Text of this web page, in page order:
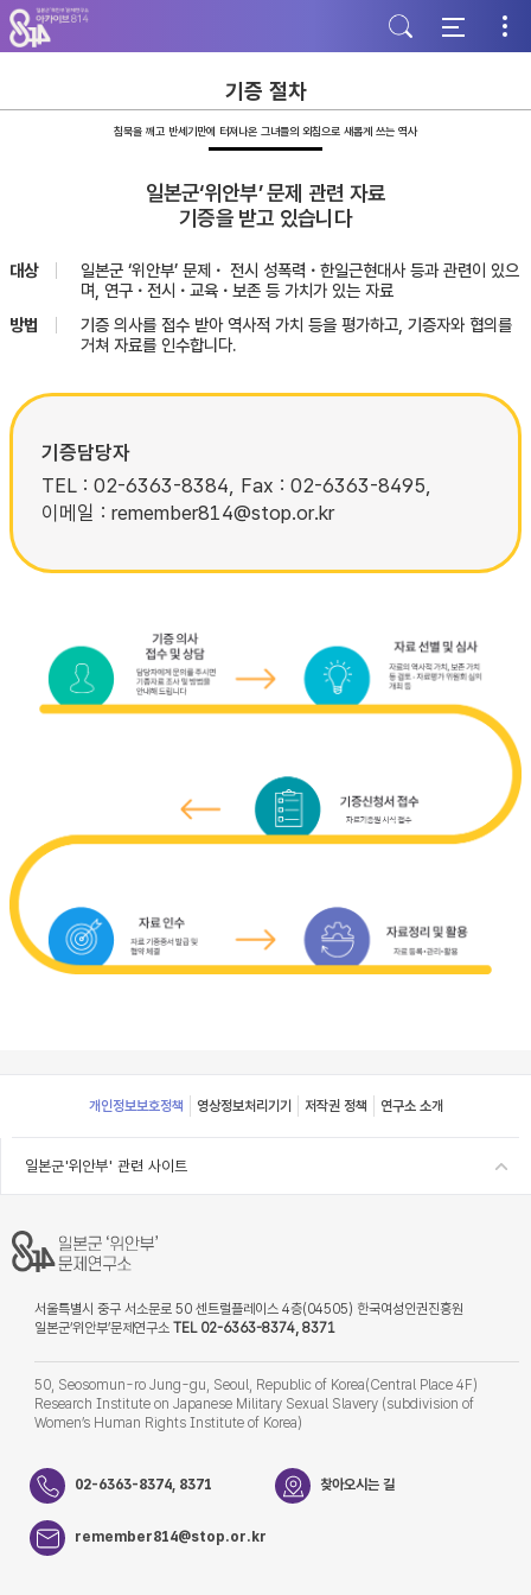
주
메
뉴
가
본
문
바
기
하
단
바
기
기증 절차
침묵을 깨고 반세기만에 터져나온 그녀들의 외침으로 새롭게 쓰는 역사
일본군‘위안부’ 문제 관련 자료
기증을 받고 있습니다
대상
일본군 ‘위안부’ 문제・ 전시 성폭력・한일근현대사 등과 관련이 있으
며, 연구・전시・교육・보존 등 가치가 있는 자료
방법
기증 의사를 접수 받아 역사적 가치 등을 평가하고, 기증자와 협의를
거쳐 자료를 인수합니다.
기증담당자
TEL : 02-6363-8384, Fax : 02-6363-8495,
이메일 : remember814@stop.or.kr
Footer
개인정보보호정책 영상정보처리기기 저작권 정책 연구소 소개
일본군'위안부' 관련 사이트
서울특별시 중구 서소문로 50 센트럴플레이스 4층(04505) 한국여성인권진흥원
일본군‘위안부’문제연구소 TEL 02-6363-8374, 8371
50, Seosomun-ro Jung-gu, Seoul, Republic of Korea(Central Place 4F)
Research Institute on Japanese Military Sexual Slavery (subdivision of
Women’s Human Rights Institute of Korea)
02-6363-8374, 8371 찾아오시는 길
remember814@stop.or.kr